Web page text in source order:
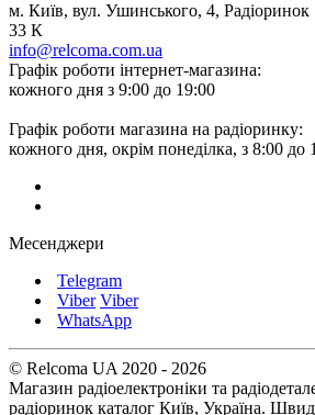
м. Київ, вул. Ушинського, 4, Радіоринок
33 К
info@relcoma.com.ua
Графік роботи інтернет-магазина:
кожного дня з 9:00 до 19:00
Графік роботи магазина на радіоринку:
кожного дня, окрім понеділка, з 8:00 до
Месенджери
Telegram
Viber Viber
WhatsApp
© Relcoma UA 2020 - 2026
Магазин радіоелектроніки та
радіоринок каталог Київ, Україна.